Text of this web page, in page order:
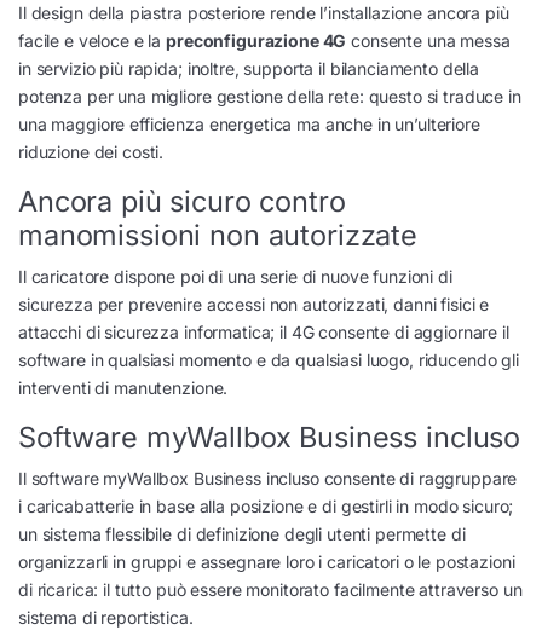
Il design della piastra posteriore rende l’installazione ancora più
facile e veloce e lapreconfigurazione 4G consente una messa
in servizio più rapida; inoltre, supporta il bilanciamento della
potenza per una migliore gestione della rete: questo si traduce in
una maggiore efficienza energetica ma anche in un’ulteriore
riduzione dei costi.
Ancora più sicuro contro
manomissioni non autorizzate
Il caricatore dispone poi di una serie di nuove funzioni di
sicurezza per prevenire accessi non autorizzati, danni fisici e
attacchi di sicurezza informatica; il 4G consente di aggiornare il
software in qualsiasi momento e da qualsiasi luogo, riducendo gli
interventi di manutenzione.
Software myWallbox Business incluso
Il software myWallbox Business incluso consente di raggruppare
i caricabatterie in base alla posizione e di gestirli in modo sicuro;
un sistema flessibile di definizione degli utenti permette di
organizzarli in gruppi e assegnare loro i caricatori o le postazioni
di ricarica: il tutto può essere monitorato facilmente attraverso un
sistema di reportistica.